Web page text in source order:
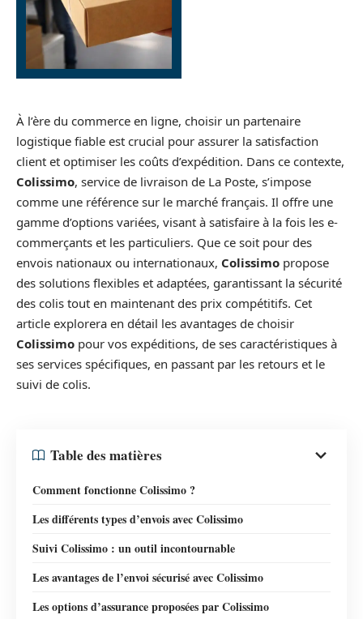
À l’ère du commerce en ligne, choisir un partenaire
logistique fiable est crucial pour assurer la satisfaction
client et optimiser les coûts d’expédition. Dans ce contexte,
Colissimo, service de livraison de La Poste, s’impose
comme une référence sur le marché français. Il offre une
gamme d’options variées, visant à satisfaire à la fois les e-
commerçants et les particuliers. Que ce soit pour des
envois nationaux ou internationaux, Colissimo propose
des solutions flexibles et adaptées, garantissant la sécurité
des colis tout en maintenant des prix compétitifs. Cet
article explorera en détail les avantages de choisir
Colissimo pour vos expéditions, de ses caractéristiques à
ses services spécifiques, en passant par les retours et le
suivi de colis.
Table des matières
Comment fonctionne Colissimo ?
Les différents types d’envois avec Colissimo
Suivi Colissimo : un outil incontournable
Les avantages de l’envoi sécurisé avec Colissimo
Les options d’assurance proposées par Colissimo